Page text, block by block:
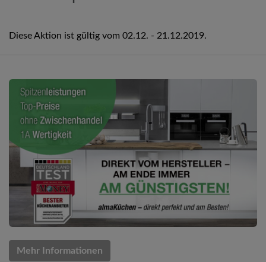
Diese Aktion ist gültig vom 02.12. - 21.12.2019.
Mehr Informationen